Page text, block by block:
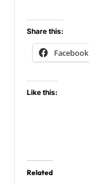
Share this:
Facebook
Like this:
Related